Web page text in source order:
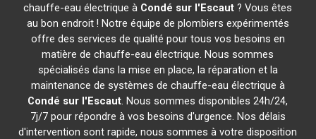
chauffe-eau électrique à Condé sur l'Escaut ? Vous êtes
au bon endroit ! Notre équipe de plombiers expérimentés
offre des services de qualité pour tous vos besoins en
matière de chauffe-eau électrique. Nous sommes
spécialisés dans la mise en place, la réparation et la
maintenance de systèmes de chauffe-eau électrique à
Condé sur l'Escaut. Nous sommes disponibles 24h/24,
7j/7 pour répondre à vos besoins d'urgence. Nos délais
d'intervention sont rapide, nous sommes à votre disposition